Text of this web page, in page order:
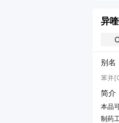
异
别名
苯并
简介
本品
制药